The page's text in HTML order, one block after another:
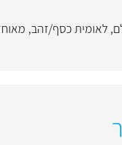
, לאומית כסף/זהב,